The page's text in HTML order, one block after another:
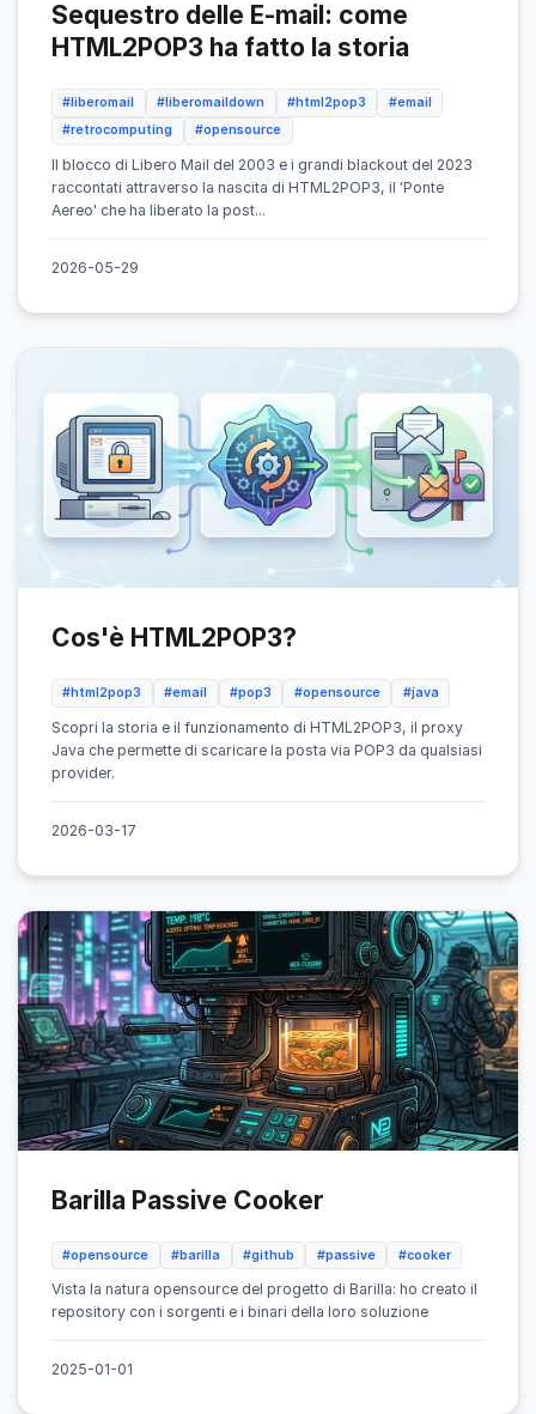
Sequestro delle E-mail: come
HTML2POP3 ha fatto la storia
#liberomail #liberomaildown #html2pop3
#email
#retrocomputing
#opensource
Il blocco di Libero Mail del 2003 e i grandi blackout del 2023
raccontati attraverso la nascita di HTML2POP3, il 'Ponte
Aereo' che ha liberato la post...
2026-05-29
Cos'è HTML2POP3?
#html2pop3 #email #pop3 #opensource #java
Scopri la storia e il funzionamento di HTML2POP3, il proxy
Java che permette di scaricare la posta via POP3 da qualsiasi
provider.
2026-03-17
Barilla Passive Cooker
#opensource #barilla #github #passive #cooker
Vista la natura opensource del progetto di Barilla: ho creato il
repository con i sorgenti e i binari della loro soluzione
2025-01-01